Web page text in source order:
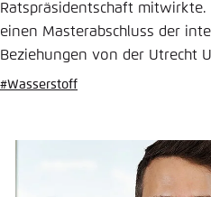
Ratspräsidentschaft mitwirkte.
einen Masterabschluss der
Beziehungen von der Utrecht
#Wasserstoff
Abbrechen